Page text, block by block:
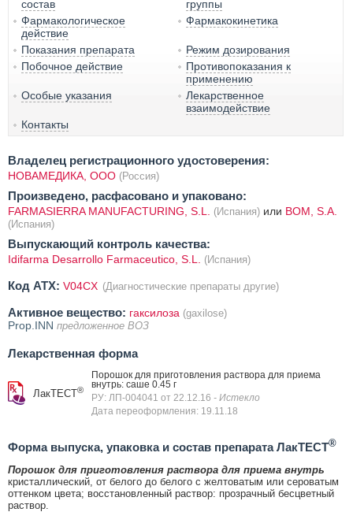
состав
группы
Фармакологическое
действие
Фармакокинетика
Показания препарата
Режим дозирования
Побочное действие
Противопоказания к
применению
Особые указания
Лекарственное
взаимодействие
Контакты
Владелец регистрационного удостоверения:
НОВАМЕДИКА, ООО (Россия)
Произведено, расфасовано и упаковано:
FARMASIERRA MANUFACTURING, S.L. (Испания) или BOM, S.A.
(Испания)
Выпускающий контроль качества:
Idifarma Desarrollo Farmaceutico, S.L. (Испания)
Код ATX: V04CX (Диагностические препараты другие)
Активное вещество: гаксилоза (gaxilose)
Prop.INN предложенное ВОЗ
Лекарственная форма
ЛакТЕСТ®
Порошок для приготовления раствора для приема
внутрь: саше 0.45 г
РУ: ЛП-004041 от 22.12.16 - Истекло
Дата переоформления: 19.11.18
Форма выпуска, упаковка и состав препарата ЛакТЕСТ®
Порошок для приготовления раствора для приема внутрь
кристаллический, от белого до белого с желтоватым или сероватым
оттенком цвета; восстановленный раствор: прозрачный бесцветный
раствор.